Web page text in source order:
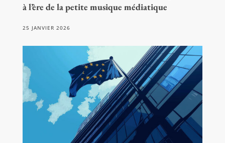
à l’ère de la petite musique médiatique
25 JANVIER 2026